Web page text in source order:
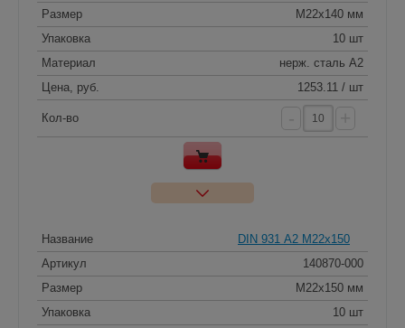
Размер
M22x140 мм
Упаковка
10 шт
Материал
нерж. сталь A2
Цена, руб.
1253.11 / шт
Кол-во
Название
DIN 931 А2 M22x150
Артикул
140870-000
Размер
M22x150 мм
Упаковка
10 шт